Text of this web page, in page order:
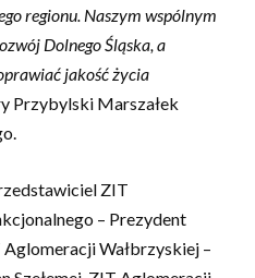
regionu. Naszym wspólnym
Dolnego Śląska, a
jakość życia
Przybylski Marszałek
ZIT
– Prezydent
Wałbrzyskiej –